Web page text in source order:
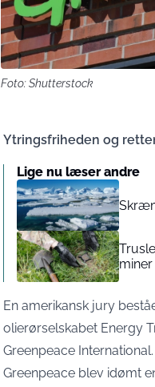
Foto: Shutterstock
Ytringsfriheden og
Lige nu læser andre
miner
En amerikansk jury
olierørselskabet Energy
Greenpeace International.
Greenpeace blev idømt